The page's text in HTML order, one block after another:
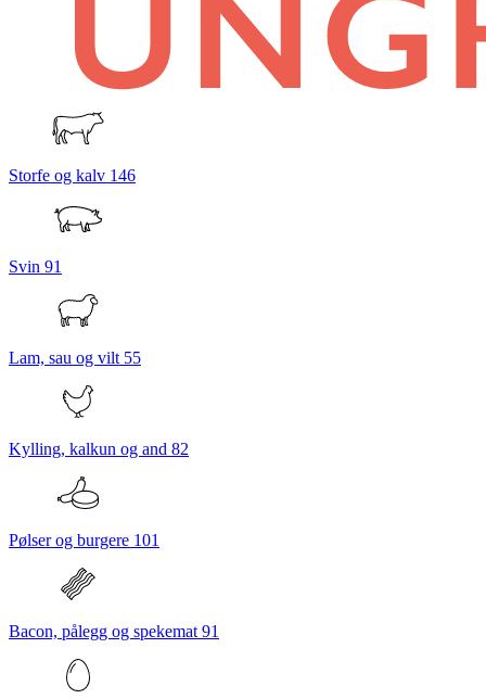
Storfe og kalv 146
Svin 91
Lam, sau og vilt 55
Kylling, kalkun og and 82
Pølser og burgere 101
Bacon, pålegg og spekemat 91